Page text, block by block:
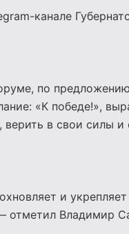
канале
по
«К победе!»,
верить в свои силы
и
отметил Владимир